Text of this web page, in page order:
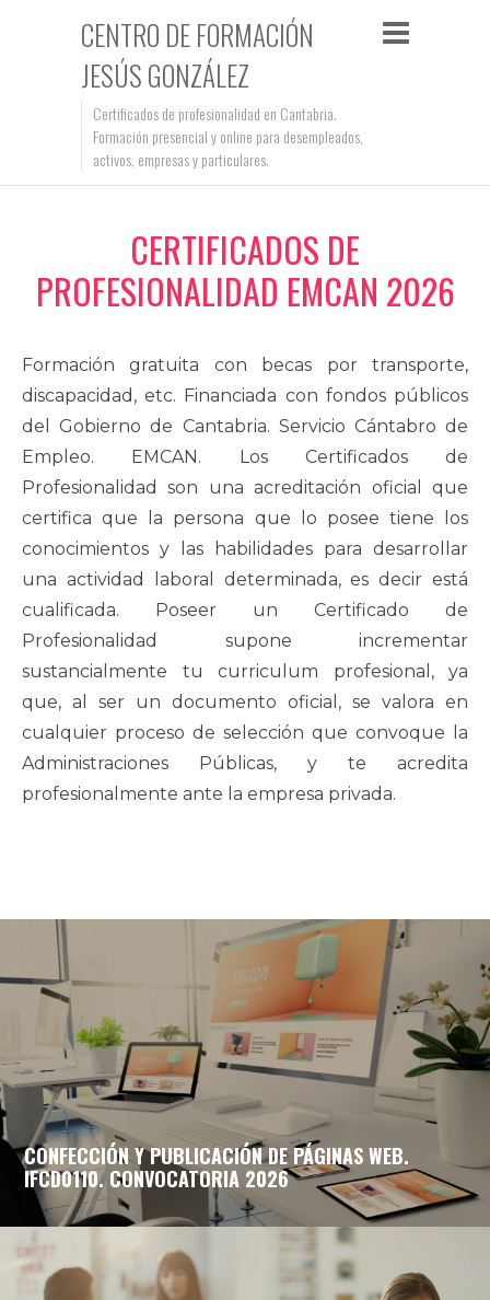
CENTRO DE FORMACIÓN
JESÚS GONZÁLEZ
Certificados de profesionalidad en Cantabria.
Formación presencial y online para desempleados,
activos, empresas y particulares.
CERTIFICADOS DE
PROFESIONALIDAD EMCAN 2026
Formación gratuita con becas por transporte,
discapacidad, etc. Financiada con fondos públicos
del Gobierno de Cantabria. Servicio Cántabro de
Empleo. EMCAN. Los Certificados de
Profesionalidad son una acreditación oficial que
certifica que la persona que lo posee tiene los
conocimientos y las habilidades para desarrollar
una actividad laboral determinada, es decir está
cualificada. Poseer un Certificado de
Profesionalidad supone incrementar
sustancialmente tu curriculum profesional, ya
que, al ser un documento oficial, se valora en
cualquier proceso de selección que convoque la
Administraciones Públicas, y te acredita
profesionalmente ante la empresa privada.
CONFECCIÓN Y PUBLICACIÓN DE PÁGINAS WEB.
IFCD0110. CONVOCATORIA 2026